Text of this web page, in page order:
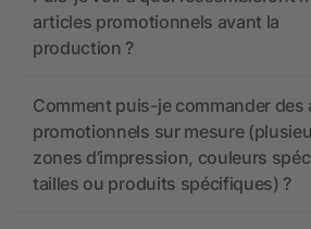
articles promotionnels avant la
production ?
Comment puis-je commander des
promotionnels sur mesure
zones d’impression, couleurs
tailles ou produits spécifiques) ?